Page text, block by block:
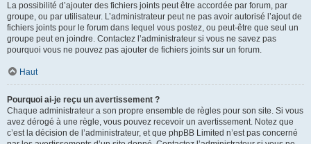
La possibilité d’ajouter des fichiers joints peut être accordée par forum, par
groupe, ou par utilisateur. L’administrateur peut ne pas avoir autorisé l’ajout de
fichiers joints pour le forum dans lequel vous postez, ou peut-être que seul un
groupe peut en joindre. Contactez l’administrateur si vous ne savez pas
pourquoi vous ne pouvez pas ajouter de fichiers joints sur un forum.
Haut
Pourquoi ai-je reçu un avertissement ?
Chaque administrateur a son propre ensemble de règles pour son site. Si vous
avez dérogé à une règle, vous pouvez recevoir un avertissement. Notez que
c’est la décision de l’administrateur, et que phpBB Limited n’est pas concerné